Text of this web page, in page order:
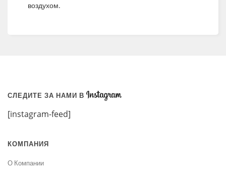
воздухом.
СЛЕДИТЕ ЗА НАМИ В
[instagram-feed]
КОМПАНИЯ
О Компании